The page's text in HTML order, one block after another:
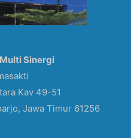
Sinergi
Kav 49-51
Jawa Timur 61256